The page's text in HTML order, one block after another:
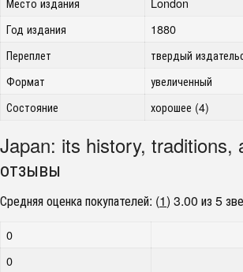
Год издания
1880
Переплет
твердый
Формат
увеличенный
Состояние
хорошее (4)
Japan: its history, traditions,
отзывы
Средняя оценка покупателей: (1) 3.00 из 5
0
0